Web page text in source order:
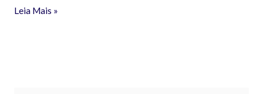
Leia Mais »